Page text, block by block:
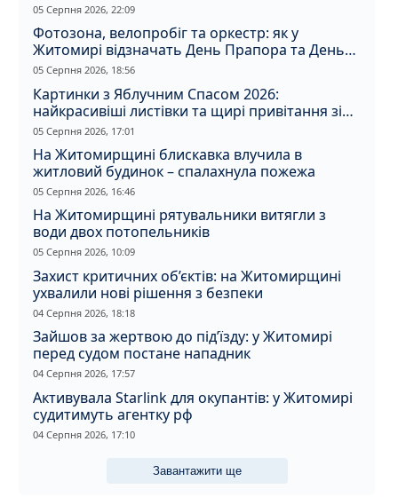
05 Серпня 2026, 22:09
Фотозона, велопробіг та оркестр: як у
Житомирі відзначать День Прапора та День
Незалежності
05 Серпня 2026, 18:56
Картинки з Яблучним Спасом 2026:
найкрасивіші листівки та щирі привітання зі
святом
05 Серпня 2026, 17:01
На Житомирщині блискавка влучила в
житловий будинок – спалахнула пожежа
05 Серпня 2026, 16:46
На Житомирщині рятувальники витягли з
води двох потопельників
05 Серпня 2026, 10:09
Захист критичних об’єктів: на Житомирщині
ухвалили нові рішення з безпеки
04 Серпня 2026, 18:18
Зайшов за жертвою до під’їзду: у Житомирі
перед судом постане нападник
04 Серпня 2026, 17:57
Активувала Starlink для окупантів: у Житомирі
судитимуть агентку рф
04 Серпня 2026, 17:10
Завантажити ще